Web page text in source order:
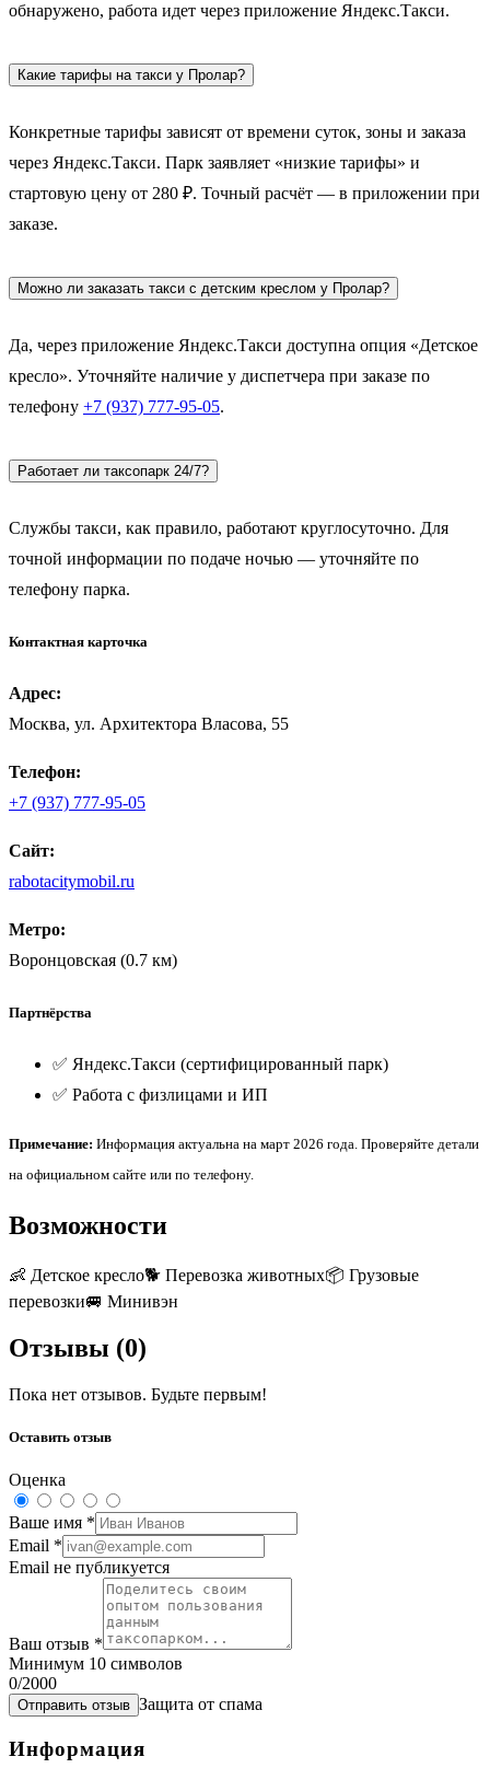
обнаружено, работа идет через приложение Яндекс.Такси.
Какие тарифы на такси у Пролар?
Конкретные тарифы зависят от времени суток, зоны и заказа
через Яндекс.Такси. Парк заявляет «низкие тарифы» и
стартовую цену от 280 ₽. Точный расчёт — в приложении при
заказе.
Можно ли заказать такси с детским креслом у Пролар?
Да, через приложение Яндекс.Такси доступна опция «Детское
кресло». Уточняйте наличие у диспетчера при заказе по
телефону +7 (937) 777-95-05.
Работает ли таксопарк 24/7?
Службы такси, как правило, работают круглосуточно. Для
точной информации по подаче ночью — уточняйте по
телефону парка.
Контактная карточка
Адрес:
Москва, ул. Архитектора Власова, 55
Телефон:
+7 (937) 777-95-05
Сайт:
rabotacitymobil.ru
Метро:
Воронцовская (0.7 км)
Партнёрства
✅ Яндекс.Такси (сертифицированный парк)
✅ Работа с физлицами и ИП
Примечание: Информация актуальна на март 2026 года. Проверяйте детали
на официальном сайте или по телефону.
Возможности
👶 Детское кресло🐕 Перевозка животных📦 Грузовые
перевозки🚐 Минивэн
Отзывы (0)
Пока нет отзывов. Будьте первым!
Оставить отзыв
Оценка
Ваше имя *
Email *
Email не публикуется
Ваш отзыв *
Минимум 10 символов
0/2000
Отправить отзыв Защита от спама
Информация